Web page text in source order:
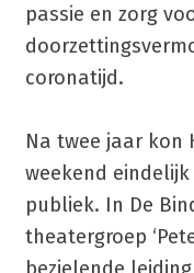
passie en zorg
coronatijd.
Na twee jaar kon
weekend
publiek. In De
theatergroep